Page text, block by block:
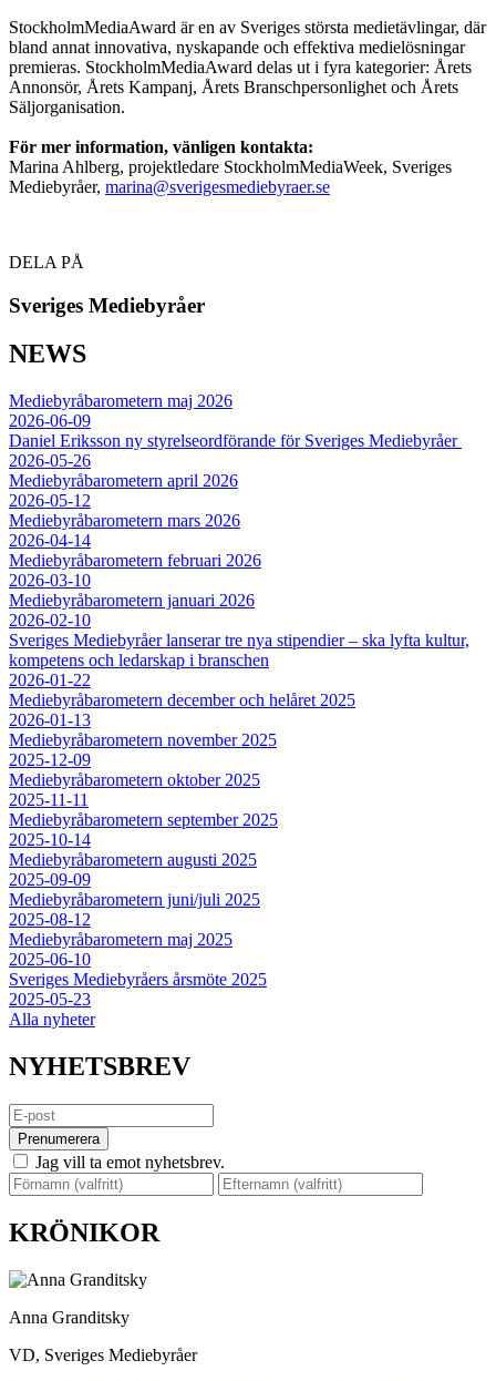
StockholmMediaAward är en av Sveriges största medietävlingar, där
bland annat innovativa, nyskapande och effektiva medielösningar
premieras. StockholmMediaAward delas ut i fyra kategorier: Årets
Annonsör, Årets Kampanj, Årets Branschpersonlighet och Årets
Säljorganisation.
För mer information, vänligen kontakta:
Marina Ahlberg, projektledare StockholmMediaWeek, Sveriges
Mediebyråer, marina@sverigesmediebyraer.se
DELA PÅ
Sveriges Mediebyråer
NEWS
Mediebyråbarometern maj 2026
2026-06-09
Daniel Eriksson ny styrelseordförande för Sveriges Mediebyråer
2026-05-26
Mediebyråbarometern april 2026
2026-05-12
Mediebyråbarometern mars 2026
2026-04-14
Mediebyråbarometern februari 2026
2026-03-10
Mediebyråbarometern januari 2026
2026-02-10
Sveriges Mediebyråer lanserar tre nya stipendier – ska lyfta kultur,
kompetens och ledarskap i branschen
2026-01-22
Mediebyråbarometern december och helåret 2025
2026-01-13
Mediebyråbarometern november 2025
2025-12-09
Mediebyråbarometern oktober 2025
2025-11-11
Mediebyråbarometern september 2025
2025-10-14
Mediebyråbarometern augusti 2025
2025-09-09
Mediebyråbarometern juni/juli 2025
2025-08-12
Mediebyråbarometern maj 2025
2025-06-10
Sveriges Mediebyråers årsmöte 2025
2025-05-23
Alla nyheter
NYHETSBREV
Prenumerera
Jag vill ta emot nyhetsbrev.
KRÖNIKOR
Anna Granditsky
VD, Sveriges Mediebyråer